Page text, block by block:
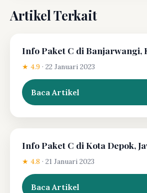
Artikel Terkait
Info Paket C di Banjarwangi,
★ 4.9 · 22 Januari 2023
Baca Artikel
Info Paket C di Kota Depok,
★ 4.8 · 21 Januari 2023
Baca Artikel